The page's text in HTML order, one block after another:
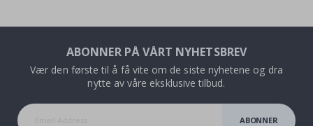
ABONNER PÅ VÅRT NYHETSBREV
Vær den første til å få vite om de siste nyhetene og dra
nytte av våre eksklusive tilbud.
ABONNER